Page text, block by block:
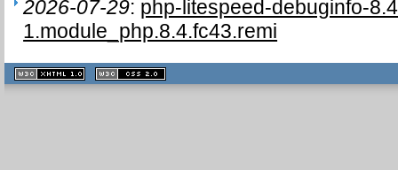
2026-07-29: php-litespeed-debuginfo-
1.module_php.8.4.fc43.remi
XHTML
1.1 valide
2.0 valide